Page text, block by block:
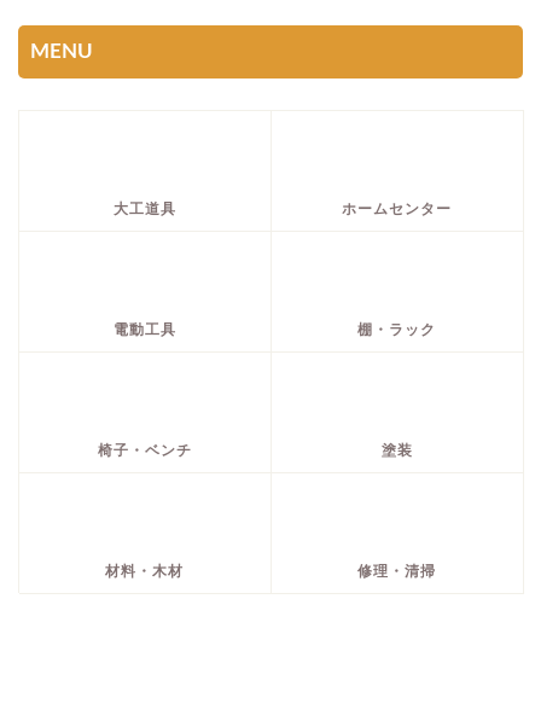
MENU
大工道具 ホームセンター
電動工具 棚・ラック
椅子・ベンチ 塗装
材料・木材 修理・清掃